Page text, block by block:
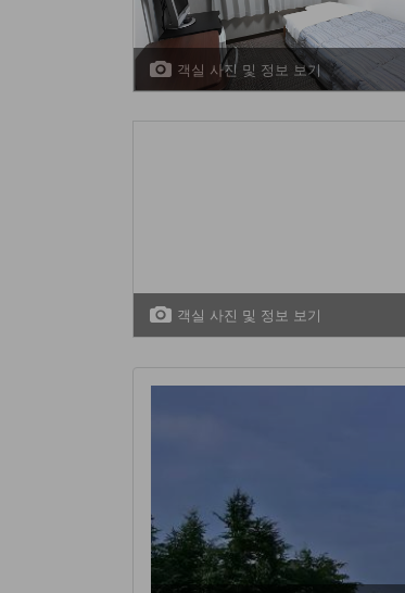
객실 사진 및 정보 보기
객실 사진 및 정보 보기